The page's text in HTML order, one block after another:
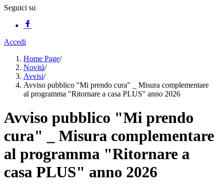
Seguici su
Accedi
Home Page/
Novità/
Avvisi/
Avviso pubblico "Mi prendo cura" _ Misura complementare
al programma "Ritornare a casa PLUS" anno 2026
Avviso pubblico "Mi prendo
cura" _ Misura complementare
al programma "Ritornare a
casa PLUS" anno 2026